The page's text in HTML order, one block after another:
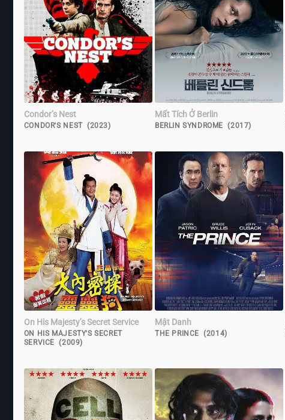
Condor’s Nest
CONDOR'S NEST (2023)
Mất Tích Ở Berlin
BERLIN SYNDROME (2017)
On His Majesty’s Secret Service
ON HIS MAJESTY'S SECRET
SERVICE (2009)
Mật Danh
THE PRINCE (2014)